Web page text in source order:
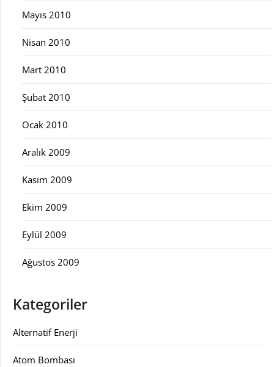
Mayıs 2010
Nisan 2010
Mart 2010
Şubat 2010
Ocak 2010
Aralık 2009
Kasım 2009
Ekim 2009
Eylül 2009
Ağustos 2009
Kategoriler
Alternatif Enerji
Atom Bombası